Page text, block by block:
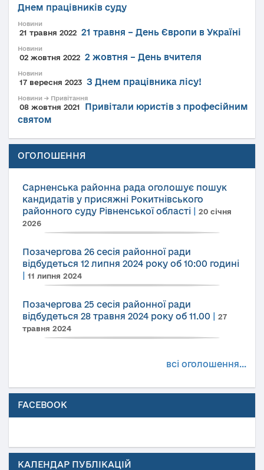
Днем працівників суду
Новини
21 травня 2022 21 травня – День Європи в Україні
Новини
02 жовтня 2022 2 жовтня – День вчителя
Новини
17 вересня 2023 З Днем працівника лісу!
Новини → Привітання
08 жовтня 2021
Привітали юристів з професійним
святом
ОГОЛОШЕННЯ
Сарненська районна рада оголошує пошук
кандидатів у присяжні Рокитнівського
районного суду Рівненської області
20 січня
2026
Позачергова 26 сесія районної ради
відбудеться 12 липня 2024 року об 10:00 годині
11 липня 2024
Позачергова 25 сесія районної ради
відбудеться 28 травня 2024 року об 11.00
27
травня 2024
всі оголошення...
FACEBOOK
КАЛЕНДАР ПУБЛІКАЦІЙ